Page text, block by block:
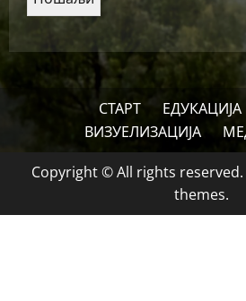
СТАРТ ЕДУКАЦИЈА
ВИЗУЕЛИЗАЦИЈА
Copyright © All rights reserved.
themes.